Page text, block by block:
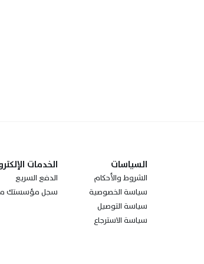
السياسات
الشروط والأحكام
سياسة الخصوصية
سياسة التوصيل
سياسة الاسترجاع
الخدمات
الدفع السريع
سجل مؤسستك